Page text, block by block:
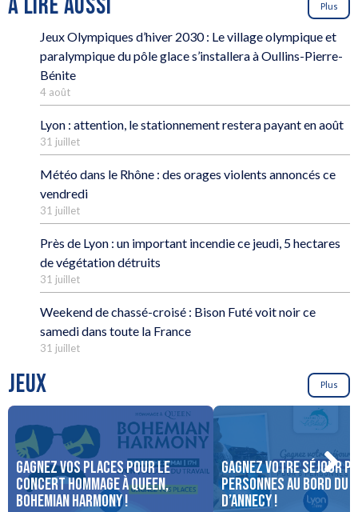
Plus
Jeux Olympiques d’hiver 2030 : Le village olympique et
paralympique du pôle glace s’installera à Oullins-Pierre-
Bénite
4 août
Lyon : attention, le stationnement restera payant en août
31 juillet
Météo dans le Rhône : des orages violents annoncés ce
vendredi
31 juillet
Près de Lyon : un important incendie ce jeudi, 5 hectares
de végétation détruits
31 juillet
Weekend de chassé-croisé : Bison Futé voit noir ce
samedi dans toute la France
31 juillet
JEUX Plus
Gagnez vos places pour le
concert Hommage à Queen,
Bohemian Harmony !
Gagnez votre séjour
personnes au bord du
d’Annecy !